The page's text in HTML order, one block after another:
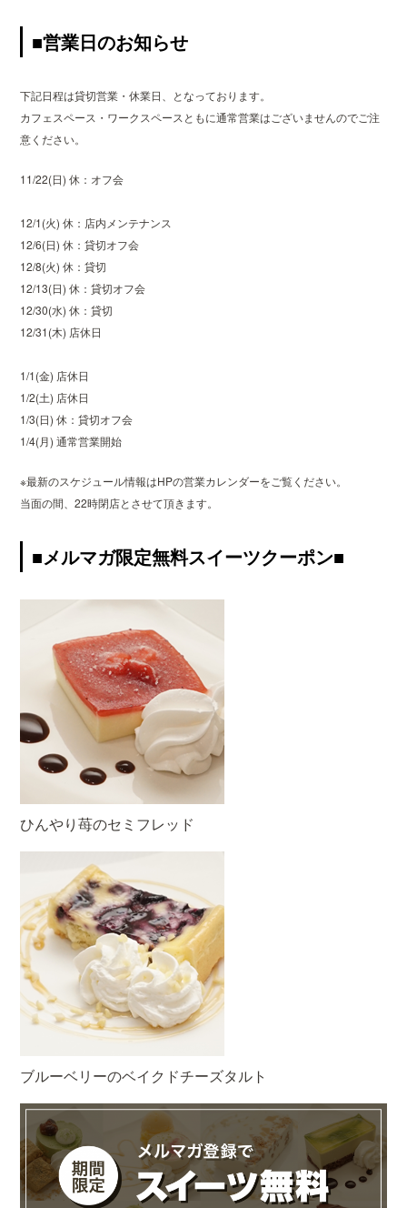
■営業日のお知らせ
下記日程は貸切営業・休業日、となっております。
カフェスペース・ワークスペースともに通常営業はございませんのでご注
意ください。
11/22(日) 休：オフ会
12/1(火) 休：店内メンテナンス
12/6(日) 休：貸切オフ会
12/8(火) 休：貸切
12/13(日) 休：貸切オフ会
12/30(水) 休：貸切
12/31(木) 店休日
1/1(金) 店休日
1/2(土) 店休日
1/3(日) 休：貸切オフ会
1/4(月) 通常営業開始
※最新のスケジュール情報はHPの営業カレンダーをご覧ください。
当面の間、22時閉店とさせて頂きます。
■メルマガ限定無料スイーツクーポン■
ひんやり苺のセミフレッド
ブルーベリーのベイクドチーズタルト